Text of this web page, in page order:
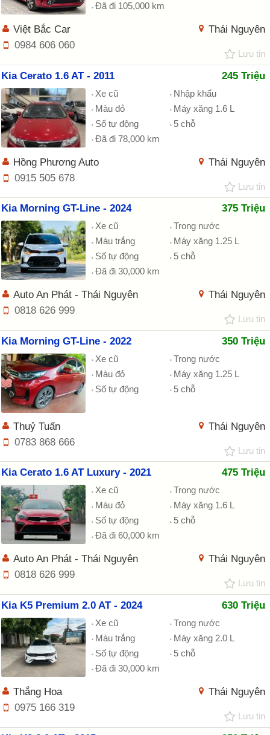
Đã đi 105,000 km
Thái Nguyên
Việt Bắc Car
0984 606 060
Lưu tin
Kia Cerato 1.6 AT - 2011 245 Triệu
Xe cũ
Nhập khẩu
Màu đỏ
Máy xăng 1.6 L
Số tự động
5 chỗ
Đã đi 78,000 km
Thái Nguyên
Hồng Phương Auto
0915 505 678
Lưu tin
Kia Morning GT-Line - 2024 375 Triệu
Xe cũ
Trong nước
Màu trắng
Máy xăng 1.25 L
Số tự động
5 chỗ
Đã đi 30,000 km
Thái Nguyên
Auto An Phát - Thái Nguyên
0818 626 999
Lưu tin
Kia Morning GT-Line - 2022 350 Triệu
Xe cũ
Trong nước
Màu đỏ
Máy xăng 1.25 L
Số tự động
5 chỗ
Thái Nguyên
Thuỷ Tuấn
0783 868 666
Lưu tin
Kia Cerato 1.6 AT Luxury - 2021 475 Triệu
Xe cũ
Trong nước
Màu đỏ
Máy xăng 1.6 L
Số tự động
5 chỗ
Đã đi 60,000 km
Thái Nguyên
Auto An Phát - Thái Nguyên
0818 626 999
Lưu tin
Kia K5 Premium 2.0 AT - 2024 630 Triệu
Xe cũ
Trong nước
Màu trắng
Máy xăng 2.0 L
Số tự động
5 chỗ
Đã đi 30,000 km
Thái Nguyên
Thắng Hoa
0975 166 319
Lưu tin